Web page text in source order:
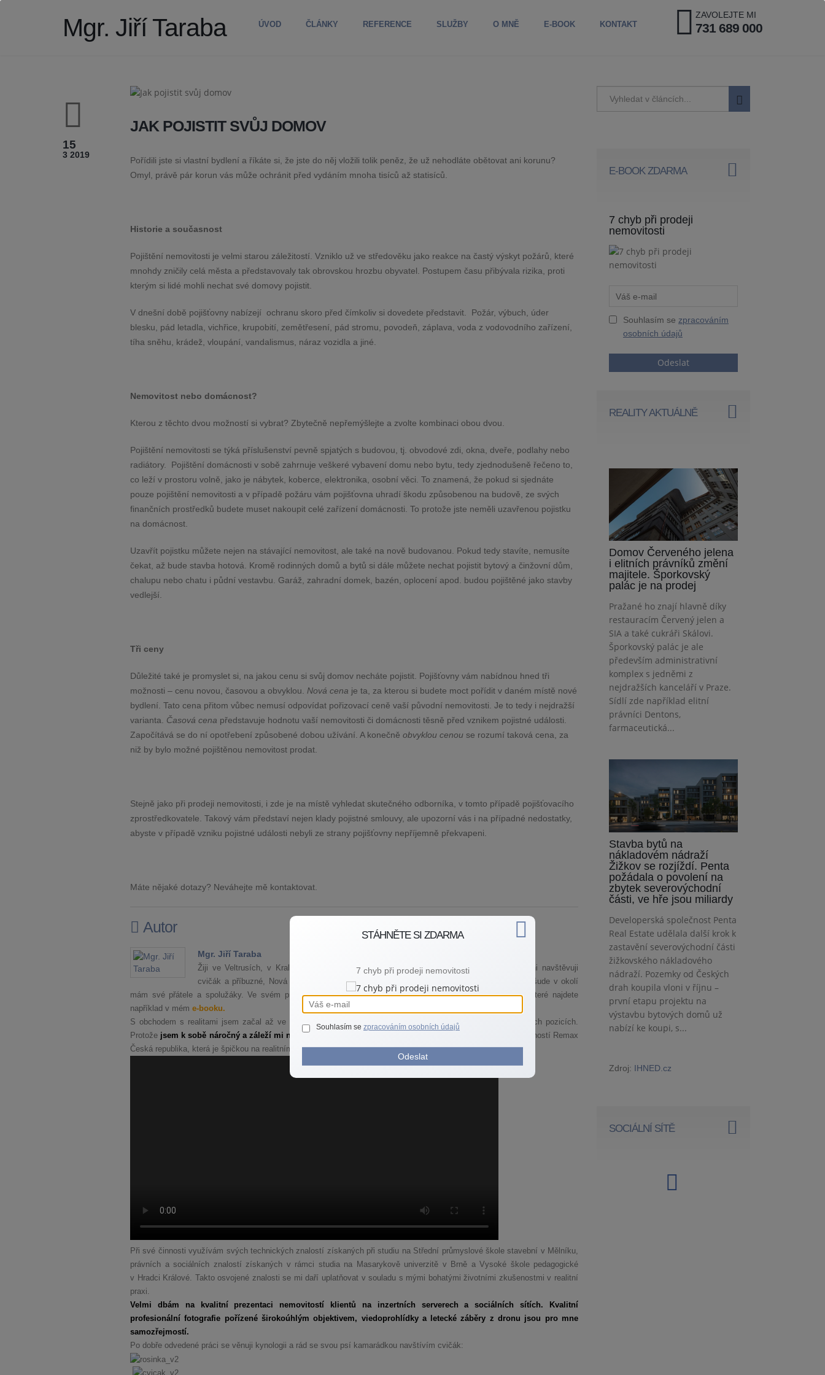
Mgr. Jiří Taraba ZAVOLEJTE MI
731 689 000
ÚVOD ČLÁNKY REFERENCE SLUŽBY O MNĚ E-BOOK KONTAKT
15
3 2019
JAK POJISTIT SVŮJ DOMOV
Pořídili jste si vlastní bydlení a říkáte si, že jste do něj vložili tolik peněz, že už nehodláte obětovat ani korunu?
Omyl, právě pár korun vás může ochránit před vydáním mnoha tisíců až statisíců.
Historie a současnost
Pojištění nemovitosti je velmi starou záležitostí. Vzniklo už ve středověku jako reakce na častý výskyt požárů, které
mnohdy zničily celá města a představovaly tak obrovskou hrozbu obyvatel. Postupem času přibývala rizika, proti
kterým si lidé mohli nechat své domovy pojistit.
V dnešní době pojišťovny nabízejí ochranu skoro před čímkoliv si dovedete představit.
Požár, výbuch, úder
blesku, pád letadla, vichřice, krupobití, zemětřesení, pád stromu, povodeň, záplava, voda z vodovodního zařízení,
tíha sněhu, krádež, vloupání, vandalismus, náraz vozidla a jiné.
Nemovitost nebo domácnost?
Kterou z těchto dvou možností si vybrat? Zbytečně nepřemýšlejte a zvolte kombinaci obou dvou.
Pojištění nemovitosti se týká příslušenství pevně spjatých s budovou, tj. obvodové zdi, okna, dveře, podlahy nebo
radiátory.
Pojištění domácnosti v sobě zahrnuje veškeré vybavení domu nebo bytu, tedy zjednodušeně řečeno to,
co leží v prostoru volně, jako je nábytek, koberce, elektronika, osobní věci. To znamená, že pokud si sjednáte
pouze pojištění nemovitosti a v případě požáru vám pojišťovna uhradí škodu způsobenou na budově, ze svých
finančních prostředků budete muset nakoupit celé zařízení domácnosti. To protože jste neměli uzavřenou pojistku
na domácnost.
Uzavřít pojistku můžete nejen na stávající nemovitost, ale také na nově budovanou. Pokud tedy stavíte, nemusíte
čekat, až bude stavba hotová. Kromě rodinných domů a bytů si dále můžete nechat pojistit bytový a činžovní dům,
chalupu nebo chatu i půdní vestavbu. Garáž, zahradní domek, bazén, oplocení apod. budou pojištěné jako stavby
vedlejší.
Tři ceny
Důležité také je promyslet si, na jakou cenu si svůj domov necháte pojistit. Pojišťovny vám nabídnou hned tři
možnosti – cenu novou, časovou a obvyklou. Nová cena je ta, za kterou si budete moct pořídit v daném místě nové
bydlení. Tato cena přitom vůbec nemusí odpovídat pořizovací ceně vaší původní nemovitosti. Je to tedy i nejdražší
varianta. Časová cena představuje hodnotu vaší nemovitosti či domácnosti těsně před vznikem pojistné události.
Započítává se do ní opotřebení způsobené dobou užívání. A konečně obvyklou cenou se rozumí taková cena, za
niž by bylo možné pojištěnou nemovitost prodat.
Stejně jako při prodeji nemovitosti, i zde je na místě vyhledat skutečného odborníka, v tomto případě pojišťovacího
zprostředkovatele. Takový vám představí nejen klady pojistné smlouvy, ale upozorní vás i na případné nedostatky,
abyste v případě vzniku pojistné události nebyli ze strany pojišťovny nepříjemně překvapeni.
Máte nějaké dotazy? Neváhejte mě kontaktovat.
Autor
Mgr. Jiří Taraba
Žiji ve Veltrusích, v Kralupech nad Vltavou trávím mnoho svého volného času, ve Zlosyni navštěvuji
cvičák a příbuzné, Nová Ves a Nelahozeves jsou pro mne milou vzpomínkou na dětství. Všude v okolí
mám své přátele a spolužáky. Ve svém pracovním čase připravuji stále nové a nové informace pro Vás, které najdete
například v mém e-booku.
S obchodem s realitami jsem začal až ve zralém věku po mnoha letech strávených na různých manažerských pozicích.
Protože jsem k sobě náročný a záleží mi na kvalitě mé práce
, rozhodl jsem se spojit své podnikání se společností Remax
Česká republika, která je špičkou na realitním trhu.
Při své činnosti využívám svých technických znalostí získaných při studiu na Střední průmyslové škole stavební v Mělníku,
právních a sociálních znalostí získaných v rámci studia na Masarykově univerzitě v Brně a Vysoké škole pedagogické
v Hradci Králové. Takto osvojené znalosti se mi daří uplatňovat v souladu s mými bohatými životními zkušenostmi v realitní
praxi.
Velmi dbám na kvalitní prezentaci nemovitostí klientů na inzertních serverech a sociálních sítích. Kvalitní
profesionální fotografie pořízené širokoúhlým objektivem, viedoprohlídky a letecké záběry z dronu jsou pro mne
samozřejmostí.
Po dobře odvedené práci se věnuji kynologii a rád se svou psí kamarádkou navštívím cvičák:
E-BOOK ZDARMA
7 chyb při prodeji
nemovitosti
Souhlasím se zpracováním
osobních údajů
Odeslat
REALITY AKTUÁLNĚ
Domov Červeného jelena
i elitních právníků změní
majitele. Šporkovský
palác je na prodej
Pražané ho znají hlavně díky
restauracím Červený jelen a
SIA a také cukráři Skálovi.
Šporkovský palác je ale
především administrativní
komplex s jedněmi z
nejdražších kanceláří v Praze.
Sídlí zde například elitní
právníci Dentons,
farmaceutická...
Stavba bytů na
nákladovém nádraží
Žižkov se rozjíždí. Penta
požádala o povolení na
zbytek severovýchodní
části, ve hře jsou miliardy
Developerská společnost Penta
Real Estate udělala další krok k
zastavění severovýchodní části
žižkovského nákladového
nádraží. Pozemky od Českých
drah koupila vloni v říjnu –
první etapu projektu na
výstavbu bytových domů už
nabízí ke koupi, s...
Zdroj: IHNED.cz
SOCIÁLNÍ SÍTĚ
STÁHNĚTE SI ZDARMA
7 chyb při prodeji nemovitosti
Souhlasím se zpracováním osobních údajů
Odeslat